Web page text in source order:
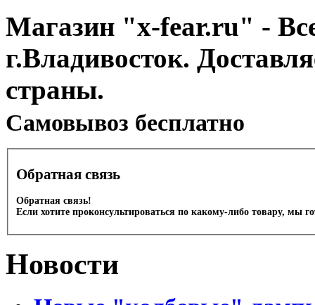
Магазин "x-fear.ru" -
г.Владивосток.
страны.
Cамовывоз бесплатно
Обратная связь
Обратная связь!
Если хотите проконсультироваться по какому-либо товару, мы
Новости